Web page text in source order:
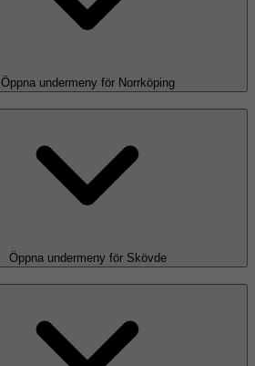
Öppna undermeny för Norrköping
Öppna undermeny för Skövde